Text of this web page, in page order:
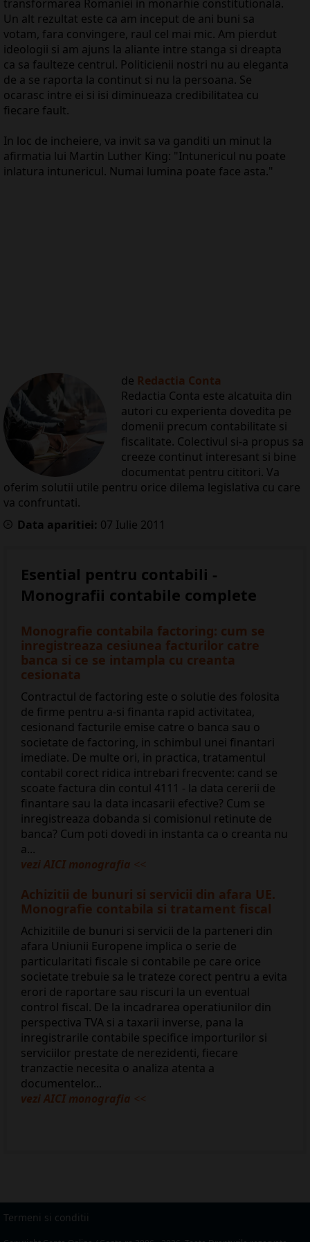
transformarea Romaniei in monarhie constitutionala.
Un alt rezultat este ca am inceput de ani buni sa
votam, fara convingere, raul cel mai mic. Am pierdut
ideologii si am ajuns la aliante intre stanga si dreapta
ca sa faulteze centrul. Politicienii nostri nu au eleganta
de a se raporta la continut si nu la persoana. Se
ocarasc intre ei si isi diminueaza credibilitatea cu
fiecare fault.
In loc de incheiere, va invit sa va ganditi un minut la
afirmatia lui Martin Luther King: "Intunericul nu poate
inlatura intunericul. Numai lumina poate face asta."
de Redactia Conta
Redactia Conta este alcatuita din
autori cu experienta dovedita pe
domenii precum contabilitate si
fiscalitate. Colectivul si-a propus sa
creeze continut interesant si bine
documentat pentru cititori. Va
oferim solutii utile pentru orice dilema legislativa cu care
va confruntati.
Data aparitiei: 07 Iulie 2011
Esential pentru contabili -
Monografii contabile complete
Monografie contabila factoring: cum se
inregistreaza cesiunea facturilor catre
banca si ce se intampla cu creanta
cesionata
Contractul de factoring este o solutie des folosita
de firme pentru a-si finanta rapid activitatea,
cesionand facturile emise catre o banca sau o
societate de factoring, in schimbul unei finantari
imediate. De multe ori, in practica, tratamentul
contabil corect ridica intrebari frecvente: cand se
scoate factura din contul 4111 - la data cererii de
finantare sau la data incasarii efective? Cum se
inregistreaza dobanda si comisionul retinute de
banca? Cum poti dovedi in instanta ca o creanta nu
a...
vezi AICI monografia <<
Achizitii de bunuri si servicii din afara UE.
Monografie contabila si tratament fiscal
Achizitiile de bunuri si servicii de la parteneri din
afara Uniunii Europene implica o serie de
particularitati fiscale si contabile pe care orice
societate trebuie sa le trateze corect pentru a evita
erori de raportare sau riscuri la un eventual
control fiscal. De la incadrarea operatiunilor din
perspectiva TVA si a taxarii inverse, pana la
inregistrarile contabile specifice importurilor si
serviciilor prestate de nerezidenti, fiecare
tranzactie necesita o analiza atenta a
documentelor...
vezi AICI monografia <<
Termeni si conditii